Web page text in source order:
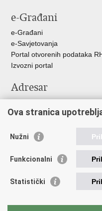
e-Građani
e-Građani
e-Savjetovanja
Portal otvorenih podataka
Izvozni portal
Adresar
Adresar tijela javne vlasti
Korisne poveznice
Vlada RH
Predsjednik RH
Pravobraniteljica za
Ova stranica
Nužni
Funkcionalni
Statistički